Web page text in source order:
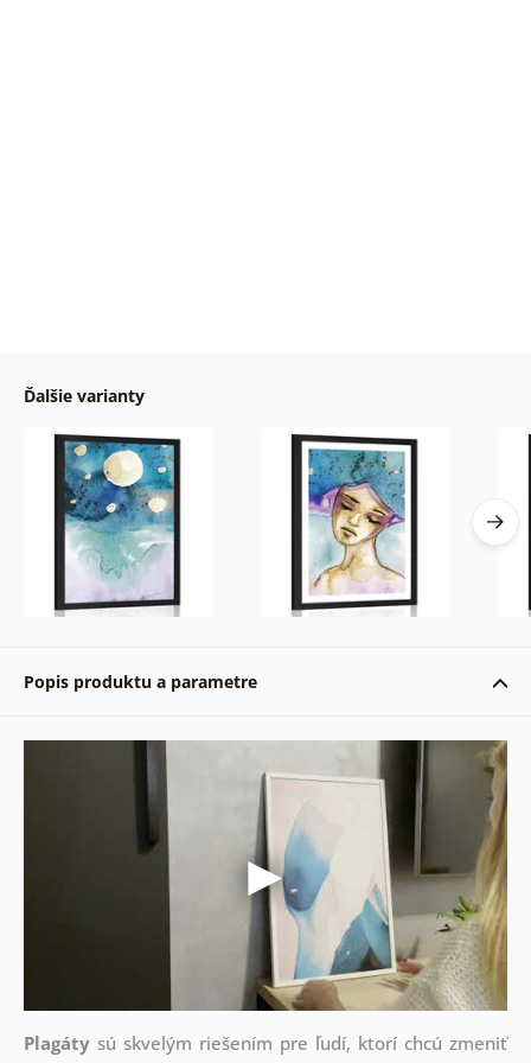
Ďalšie varianty
Popis produktu a parametre
Plagátysú skvelým riešením pre ľudí, ktorí chcú zmeniť